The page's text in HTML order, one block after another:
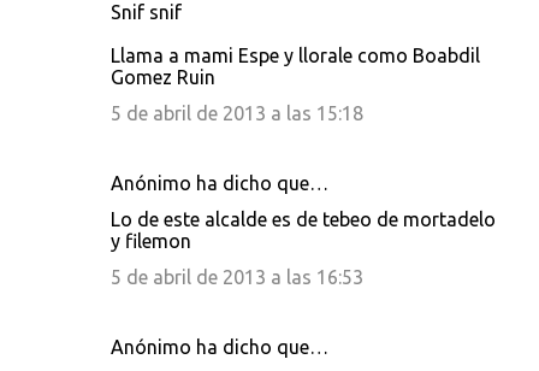
Snif snif
Llama a mami Espe y llorale como Boabdil
Gomez Ruin
5 de abril de 2013 a las 15:18
Anónimo ha dicho que…
Lo de este alcalde es de tebeo de mortadelo
y filemon
5 de abril de 2013 a las 16:53
Anónimo ha dicho que…